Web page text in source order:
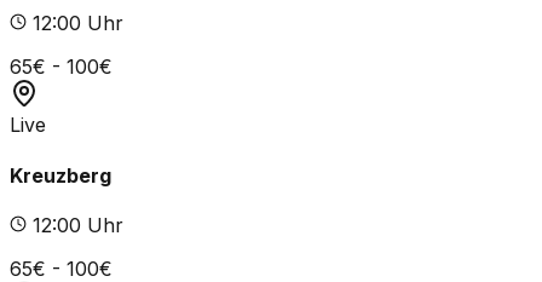
12:00 Uhr
65€ - 100€
Live
Kreuzberg
12:00 Uhr
65€ - 100€